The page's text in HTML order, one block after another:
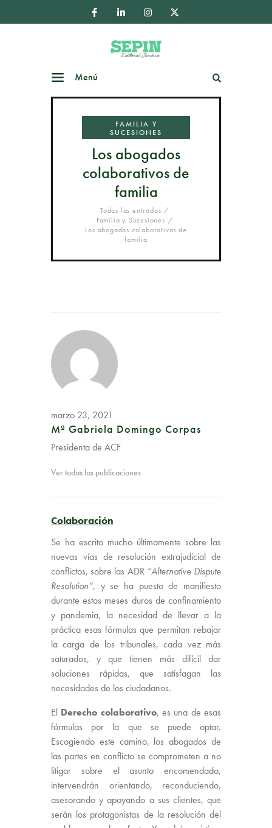
Menú
FAMILIA Y
SUCESIONES
Los abogados
colaborativos de
familia
Todas las entradas
Familia y Sucesiones
Los abogados colaborativos de
familia
marzo 23, 2021
Mª Gabriela Domingo Corpas
Presidenta de ACF
Ver todas las publicaciones
Colaboración
Se ha escrito mucho últimamente sobre las
nuevas vías de resolución extrajudicial de
conflictos, sobre las ADR “Alternative Dispute
Resolution”, y se ha puesto de manifiesto
durante estos meses duros de confinamiento
y pandemia, la necesidad de llevar a la
práctica esas fórmulas que permitan rebajar
la carga de los tribunales, cada vez más
saturados, y que tienen más difícil dar
soluciones rápidas, que satisfagan las
necesidades de los ciudadanos.
El Derecho colaborativo, es una de esas
fórmulas por la que se puede optar.
Escogiendo este camino, los abogados de
las partes en conflicto se comprometen a no
litigar sobre el asunto encomendado,
intervendrán orientando, reconduciendo,
asesorando y apoyando a sus clientes, que
serán los protagonistas de la resolución del